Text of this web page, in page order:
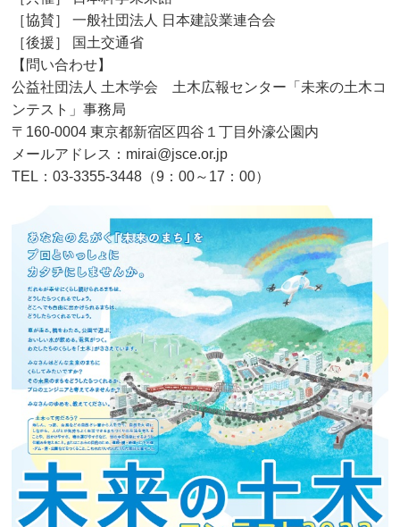
［協賛］ 一般社団法人 日本建設業連合会
［後援］ 国土交通省
【問い合わせ】
公益社団法人 土木学会 土木広報センター「未来の土木コ
ンテスト」事務局
〒160-0004 東京都新宿区四谷１丁目外濠公園内
メールアドレス：mirai@jsce.or.jp
TEL：03-3355-3448（9：00～17：00）